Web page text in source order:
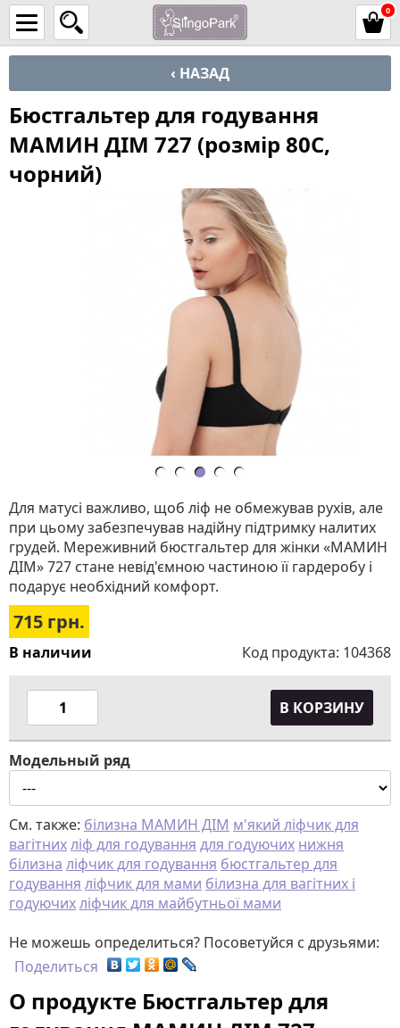
0
‹ НАЗАД
Бюстгальтер для годування
МАМИН ДІМ 727 (розмір 80C,
чорний)
Для матусі важливо, щоб ліф не обмежував рухів, але
при цьому забезпечував надійну підтримку налитих
грудей. Мереживний бюстгальтер для жінки «МАМИН
ДІМ» 727 стане невід'ємною частиною її гардеробу і
подарує необхідний комфорт.
715 грн.
В наличии Код продукта: 104368
В КОРЗИНУ
Модельный ряд
См. также: білизна МАМИН ДІМ м'який ліфчик для
вагітнихліф для годування для годуючих нижня
білизна ліфчик для годування бюстгальтер для
годування ліфчик для мами білизна для вагітних і
годуючихліфчик для майбутньої мами
Не можешь определиться? Посоветуйся с друзьями:
Поделиться
О продукте Бюстгальтер для